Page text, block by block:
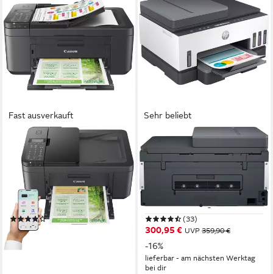
Fast ausverkauft
CANON
PIXMA TR4755i
Multifunktionsdrucker
4800 x 1200 dpi Auflösung s/w Druck
4800 x 1200 dpi Auflösung Farb Druck
600 x 1200 dpi Auflösung Scan
(155)
ab 72,87 €
lieferbar - in 3-4 Werktagen bei dir
Sehr beliebt
HP
Smart Tank 7305 (28B75A)
Multifunktionsdrucker
1200 x 1200 dpi Auflösung s/w Druck
4800 x 1200 dpi Auflösung Farb Druck
1200 dpi Auflösung Scan
(33)
300,95 € UVP 359,90 €
-16%
lieferbar - am nächsten Werktag
bei dir